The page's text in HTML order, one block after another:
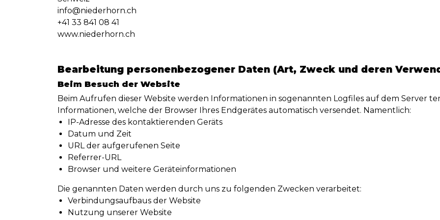
info@niederhorn.ch
+41 33 841 08 41
www.niederhorn.ch
Bearbeitung personenbezogener Daten (Art, Zweck und deren
Beim Besuch der Website
Beim Aufrufen dieser Website werden Informationen in sogenannten Logfiles auf dem Server
Informationen, welche der Browser Ihres Endgerätes automatisch versendet. Namentlich:
IP-Adresse des kontaktierenden Geräts
Datum und Zeit
URL der aufgerufenen Seite
Referrer-URL
Browser und weitere Geräteinformationen
Die genannten Daten werden durch uns zu folgenden Zwecken verarbeitet:
Verbindungsaufbaus der Website
Nutzung unserer Website